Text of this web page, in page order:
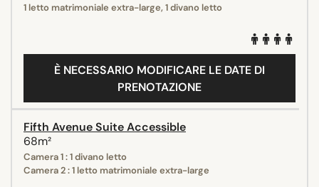
1 letto matrimoniale extra-large, 1 divano letto
È NECESSARIO MODIFICARE LE DATE DI
PRENOTAZIONE
Fifth Avenue Suite Accessible
68m²
Camera 1 : 1 divano letto
Camera 2 : 1 letto matrimoniale extra-large